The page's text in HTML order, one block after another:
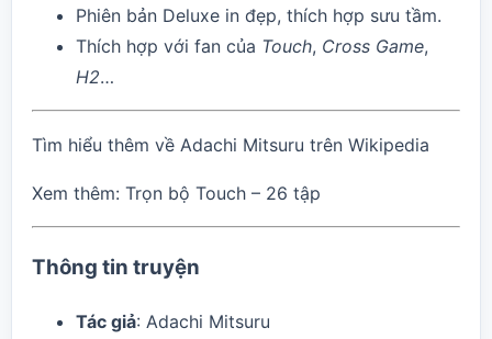
Phiên bản Deluxe in đẹp, thích hợp sưu tầm.
Thích hợp với fan của Touch, Cross Game,
H2…
Tìm hiểu thêm về Adachi Mitsuru trên Wikipedia
Xem thêm: Trọn bộ Touch – 26 tập
Thông tin truyện
Tác giả: Adachi Mitsuru